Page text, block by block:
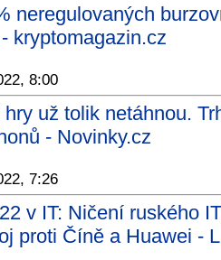
neregulovaných
kryptomagazin.cz
8:00
už tolik netáhnou.
- Novinky.cz
7:26
v IT: Ničení ruského
proti Číně a Huawei -